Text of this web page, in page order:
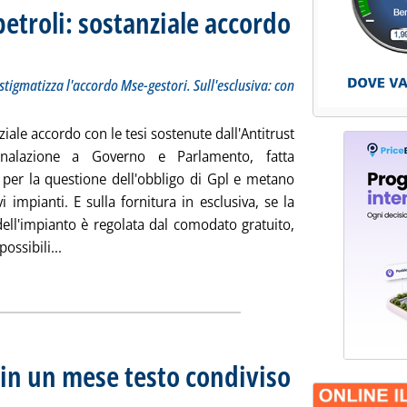
sostanziale accordo
sulla riforma. L'associazione stigmatizza l'accordo Mse-gestori. Sull'esclusiva: con il
l'accordo Mse-gestori. Sull'esclusiva: con
accordo con le tesi sostenute dall'Antitrust
a Governo e Parlamento, fatta
per la questione dell'obbligo di Gpl e metano
impianti. E sulla fornitura in esclusiva, se la
è regolata dal comodato gratuito,
un mese testo condiviso
la Presidenza del Consiglio rassicura Faib, Fegica e Figisc: le istanze che hanno portato